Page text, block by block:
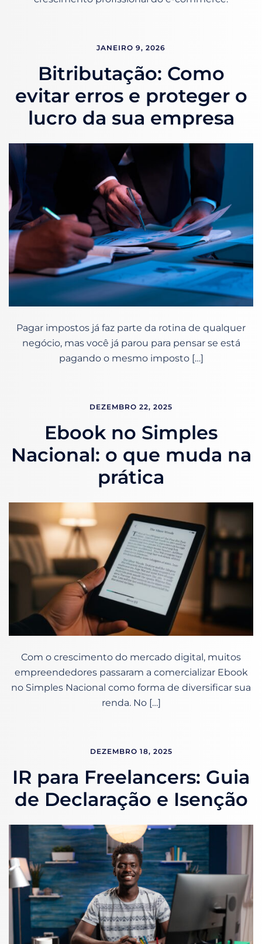
JANEIRO 9, 2026
Bitributação: Como
evitar erros e proteger o
lucro da sua empresa
Pagar impostos já faz parte da rotina de qualquer
negócio, mas você já parou para pensar se está
pagando o mesmo imposto […]
DEZEMBRO 22, 2025
Ebook no Simples
Nacional: o que muda na
prática
Com o crescimento do mercado digital, muitos
empreendedores passaram a comercializar Ebook
no Simples Nacional como forma de diversificar sua
renda. No […]
DEZEMBRO 18, 2025
IR para Freelancers: Guia
de Declaração e Isenção